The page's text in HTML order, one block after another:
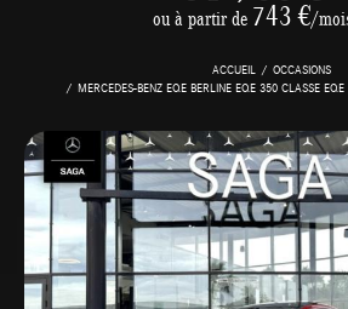
ou à partir de 743 €/
ACCUEIL
OCCASIONS
MERCEDES-BENZ EQE BERLINE EQE 350 CLASSE